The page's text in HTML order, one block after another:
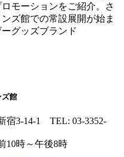
モーションをご紹介。さ
ズ館での常設展開が始ま
グッズブランド
ズ館
宿3-14-1 TEL: 03-3352-
10時～午後8時